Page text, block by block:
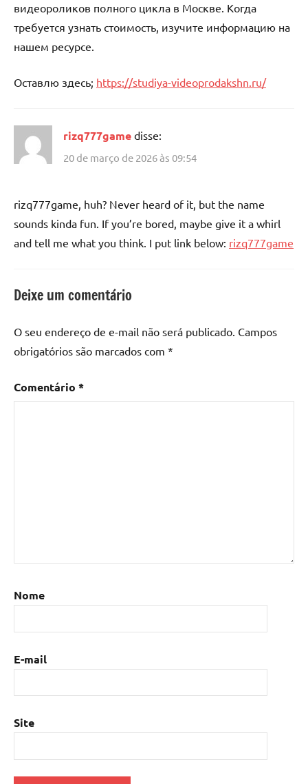
видеороликов полного цикла в Москве. Когда
требуется узнать стоимость, изучите информацию на
нашем ресурсе.
Оставлю здесь; https://studiya-videoprodakshn.ru/
rizq777game disse:
20 de março de 2026 às 09:54
rizq777game, huh? Never heard of it, but the name
sounds kinda fun. If you’re bored, maybe give it a whirl
and tell me what you think. I put link below: rizq777game
Deixe um comentário
O seu endereço de e-mail não será publicado. Campos
obrigatórios são marcados com *
Comentário *
Nome
E-mail
Site